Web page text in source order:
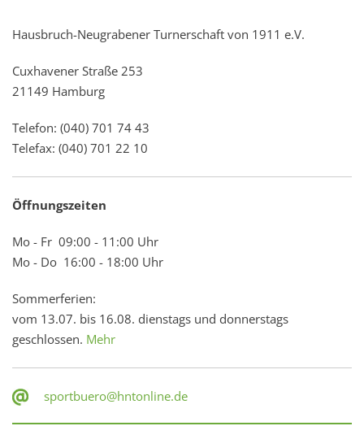
Hausbruch-Neugrabener Turnerschaft von 1911 e.V.
Cuxhavener Straße 253
21149 Hamburg
Telefon: (040) 701 74 43
Telefax: (040) 701 22 10
Öffnungszeiten
Mo - Fr 09:00 - 11:00 Uhr
Mo - Do 16:00 - 18:00 Uhr
Sommerferien:
vom 13.07. bis 16.08. dienstags und donnerstags
geschlossen. Mehr
sportbuero@hntonline.de